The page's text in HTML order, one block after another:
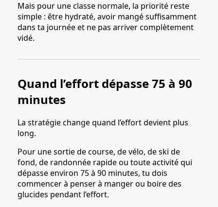
Mais pour une classe normale, la priorité reste
simple : être hydraté, avoir mangé suffisamment
dans ta journée et ne pas arriver complètement
vidé.
Quand l’effort dépasse 75 à 90
minutes
La stratégie change quand l’effort devient plus
long.
Pour une sortie de course, de vélo, de ski de
fond, de randonnée rapide ou toute activité qui
dépasse environ 75 à 90 minutes, tu dois
commencer à penser à manger ou boire des
glucides pendant l’effort.